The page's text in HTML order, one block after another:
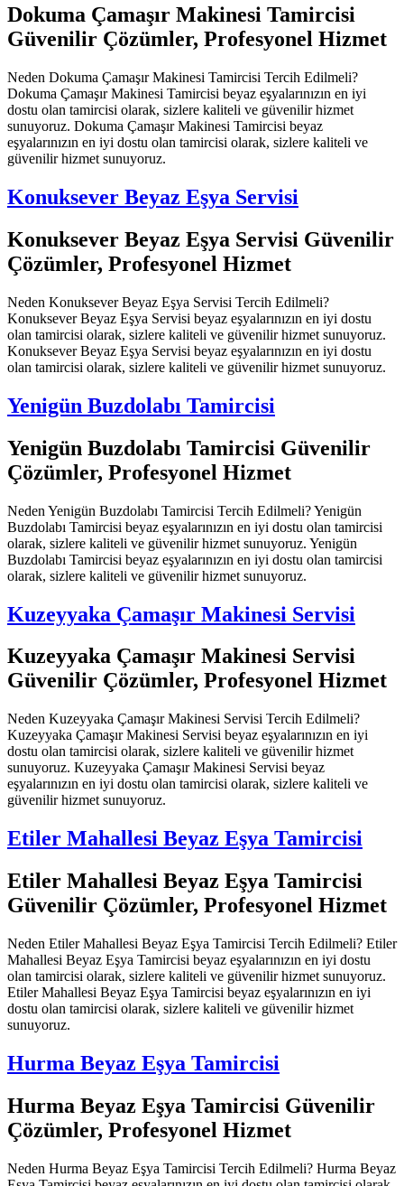
Dokuma Çamaşır Makinesi Tamircisi
Güvenilir Çözümler, Profesyonel Hizmet
Neden Dokuma Çamaşır Makinesi Tamircisi Tercih Edilmeli?
Dokuma Çamaşır Makinesi Tamircisi beyaz eşyalarınızın en iyi
dostu olan tamircisi olarak, sizlere kaliteli ve güvenilir hizmet
sunuyoruz. Dokuma Çamaşır Makinesi Tamircisi beyaz
eşyalarınızın en iyi dostu olan tamircisi olarak, sizlere kaliteli ve
güvenilir hizmet sunuyoruz.
Konuksever Beyaz Eşya Servisi
Konuksever Beyaz Eşya Servisi Güvenilir
Çözümler, Profesyonel Hizmet
Neden Konuksever Beyaz Eşya Servisi Tercih Edilmeli?
Konuksever Beyaz Eşya Servisi beyaz eşyalarınızın en iyi dostu
olan tamircisi olarak, sizlere kaliteli ve güvenilir hizmet sunuyoruz.
Konuksever Beyaz Eşya Servisi beyaz eşyalarınızın en iyi dostu
olan tamircisi olarak, sizlere kaliteli ve güvenilir hizmet sunuyoruz.
Yenigün Buzdolabı Tamircisi
Yenigün Buzdolabı Tamircisi Güvenilir
Çözümler, Profesyonel Hizmet
Neden Yenigün Buzdolabı Tamircisi Tercih Edilmeli? Yenigün
Buzdolabı Tamircisi beyaz eşyalarınızın en iyi dostu olan tamircisi
olarak, sizlere kaliteli ve güvenilir hizmet sunuyoruz. Yenigün
Buzdolabı Tamircisi beyaz eşyalarınızın en iyi dostu olan tamircisi
olarak, sizlere kaliteli ve güvenilir hizmet sunuyoruz.
Kuzeyyaka Çamaşır Makinesi Servisi
Kuzeyyaka Çamaşır Makinesi Servisi
Güvenilir Çözümler, Profesyonel Hizmet
Neden Kuzeyyaka Çamaşır Makinesi Servisi Tercih Edilmeli?
Kuzeyyaka Çamaşır Makinesi Servisi beyaz eşyalarınızın en iyi
dostu olan tamircisi olarak, sizlere kaliteli ve güvenilir hizmet
sunuyoruz. Kuzeyyaka Çamaşır Makinesi Servisi beyaz
eşyalarınızın en iyi dostu olan tamircisi olarak, sizlere kaliteli ve
güvenilir hizmet sunuyoruz.
Etiler Mahallesi Beyaz Eşya Tamircisi
Etiler Mahallesi Beyaz Eşya Tamircisi
Güvenilir Çözümler, Profesyonel Hizmet
Neden Etiler Mahallesi Beyaz Eşya Tamircisi Tercih Edilmeli? Etiler
Mahallesi Beyaz Eşya Tamircisi beyaz eşyalarınızın en iyi dostu
olan tamircisi olarak, sizlere kaliteli ve güvenilir hizmet sunuyoruz.
Etiler Mahallesi Beyaz Eşya Tamircisi beyaz eşyalarınızın en iyi
dostu olan tamircisi olarak, sizlere kaliteli ve güvenilir hizmet
sunuyoruz.
Hurma Beyaz Eşya Tamircisi
Hurma Beyaz Eşya Tamircisi Güvenilir
Çözümler, Profesyonel Hizmet
Neden Hurma Beyaz Eşya Tamircisi Tercih Edilmeli? Hurma Beyaz